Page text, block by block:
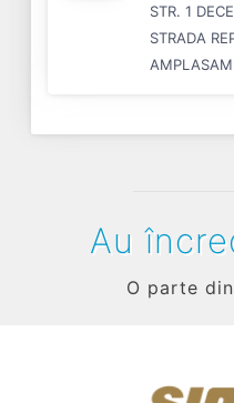
STR. 1
STRADA
Au
O parte